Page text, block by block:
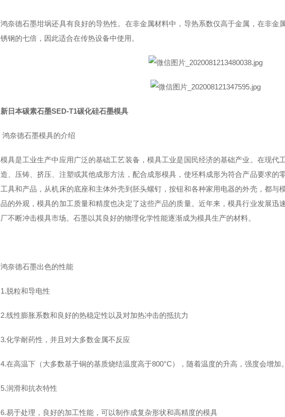
鸿奈德石墨坩埚还具有良好的导热性。在非金属材料中，导热系数仅高于金属，在非金
锈钢的七倍，因此适合在传热设备中使用。
新日本碳素石墨SED-T1碳化硅石墨模具
鸿奈德石墨模具的介绍
模具是工业生产中应用广泛的基础工艺装备，模具工业是国民经济的基础产业。在现代
造、压铸、挤压、注塑或其他成形方法，配合成形模具，使坯料成形为符合产品要求的
工具和产品，从机床的底座和主体外壳到胚头螺钉，按钮和各种家用电器的外壳，都与
品的外观，模具的加工质量和精度也决定了这些产品的质量。近年来，模具行业发展迅
厂不断冲击模具市场。石墨以其良好的物理化学性能逐渐成为模具生产的材料。
鸿奈德石墨出色的性能
1.脱粒和导电性
2.线性膨胀系数和良好的热稳定性以及对加热冲击的抵抗力
3.化学耐药性，并且对大多数金属不反应
4.在高温下（大多数基于铜的基质烧结温度高于800°C），随着温度的升高，强度会增加。
5.润滑和抗衣特性
6.易于处理，良好的加工性能，可以制作成复杂形状和高精度的模具